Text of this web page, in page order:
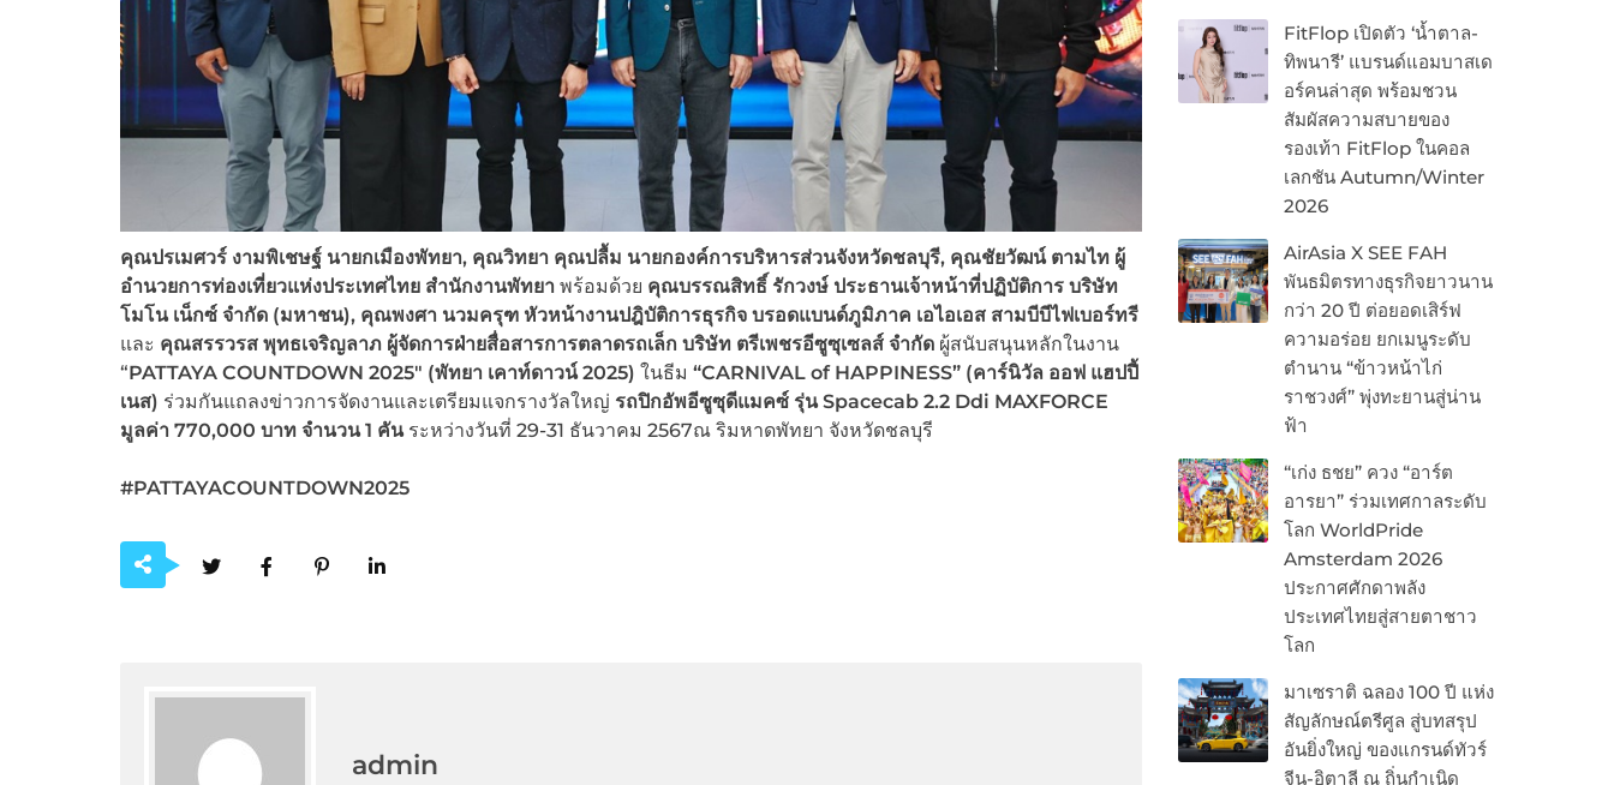
FitFlop เปิดตัว ‘น้ำตาล-
ทิพนารี’ แบรนด์แอมบาสเด
อร์คนล่าสุด พร้อมชวน
สัมผัสความสบายของ
รองเท้า FitFlop ในคอล
เลกชัน Autumn/Winter
2026
AirAsia X SEE FAH
พันธมิตรทางธุรกิจยาวนาน
กว่า 20 ปี ต่อยอดเสิร์ฟ
ความอร่อย ยกเมนูระดับ
ตำนาน “ข้าวหน้าไก่
ราชวงศ์” พุ่งทะยานสู่น่าน
ฟ้า
“เก่ง ธชย” ควง “อาร์ต
อารยา” ร่วมเทศกาลระดับ
โลก WorldPride
Amsterdam 2026
ประกาศศักดาพลัง
ประเทศไทยสู่สายตาชาว
โลก
มาเซราติ ฉลอง 100 ปี แห่ง
สัญลักษณ์ตรีศูล สู่บทสรุป
อันยิ่งใหญ่ ของแกรนด์ทัวร์
จีน-อิตาลี ณ ถิ่นกำเนิด
คุณปรเมศวร์ งามพิเชษฐ์ นายกเมืองพัทยา, คุณวิทยา คุณปลื้ม นายกองค์การบริหารส่วนจังหวัดชลบุรี, คุณชัยวัฒน์ ตามไท ผู้
อำนวยการท่องเที่ยวแห่งประเทศไทย สำนักงานพัทยา พร้อมด้วย คุณบรรณสิทธิ์ รักวงษ์ ประธานเจ้าหน้าที่ปฏิบัติการ บริษัท
โมโน เน็กซ์ จำกัด (มหาชน), คุณพงศา นวมครุฑ หัวหน้างานปฎิบัติการธุรกิจ บรอดแบนด์ภูมิภาค เอไอเอส สามบีบีไฟเบอร์ทรี
และ คุณสรรวรส พุทธเจริญลาภ ผู้จัดการฝ่ายสื่อสารการตลาดรถเล็ก บริษัท ตรีเพชรอีซูซุเซลส์ จำกัด ผู้สนับสนุนหลักในงาน
“PATTAYA COUNTDOWN 2025″ (พัทยา เคาท์ดาวน์ 2025) ในธีม “CARNIVAL of HAPPINESS” (คาร์นิวัล ออฟ แฮปปี้
เนส) ร่วมกันแถลงข่าวการจัดงานและเตรียมแจกรางวัลใหญ่ รถปิกอัพอีซูซุดีแมคซ์ รุ่นSpacecab 2.2 Ddi MAXFORCE
มูลค่า 770,000 บาท จำนวน 1 คัน ระหว่างวันที่ 29-31 ธันวาคม 2567ณ ริมหาดพัทยา จังหวัดชลบุรี
#PATTAYACOUNTDOWN2025
admin